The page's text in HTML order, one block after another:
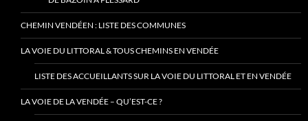
CHEMIN VENDÉEN : LISTE DES COMMUNES
LA VOIE DU LITTORAL & TOUS CHEMINS EN VENDÉE
LISTE DES ACCUEILLANTS SUR LA VOIE DU LITTORAL ET EN VENDÉE
LA VOIE DE LA VENDÉE – QU’EST-CE ?